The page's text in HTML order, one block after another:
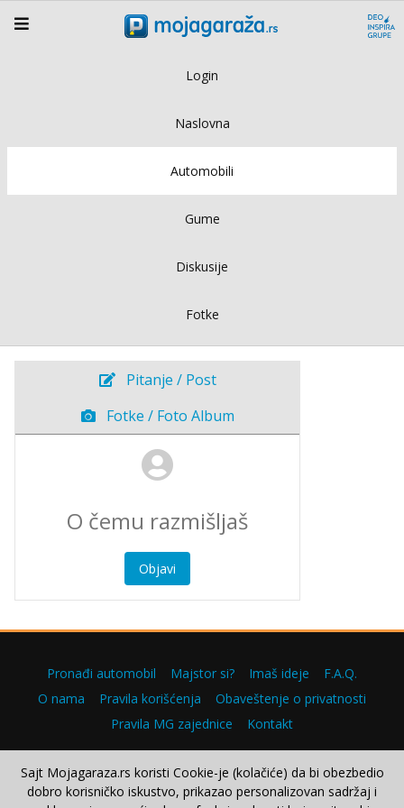
Login
Naslovna
Automobili
Gume
Diskusije
Fotke
Pitanje / Post
Fotke / Foto Album
Objavi
Pronađi automobil Majstor si? Imaš ideje
F.A.Q.
O nama
Pravila korišćenja
Obaveštenje o privatnosti
Pravila MG zajednice
Kontakt
Copyright © 2000–2026.
Sajt Mojagaraza.rs koristi Cookie-je (kolačiće) da bi obezbedio
dobro korisničko iskustvo, prikazao personalizovan sadržaj i